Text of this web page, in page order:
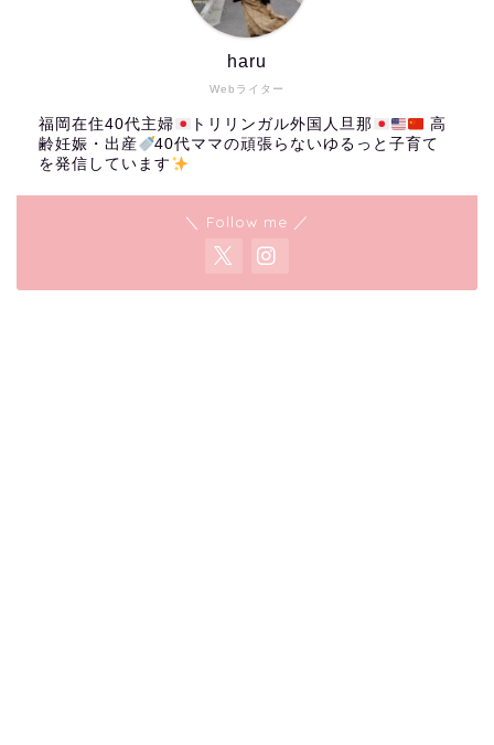
Webライター
haru
福岡在住40代主婦 トリリンガル外国人旦那
高
齢妊娠・出産
40代ママの頑張らないゆるっと子育て
を発信しています
＼ Follow me ／